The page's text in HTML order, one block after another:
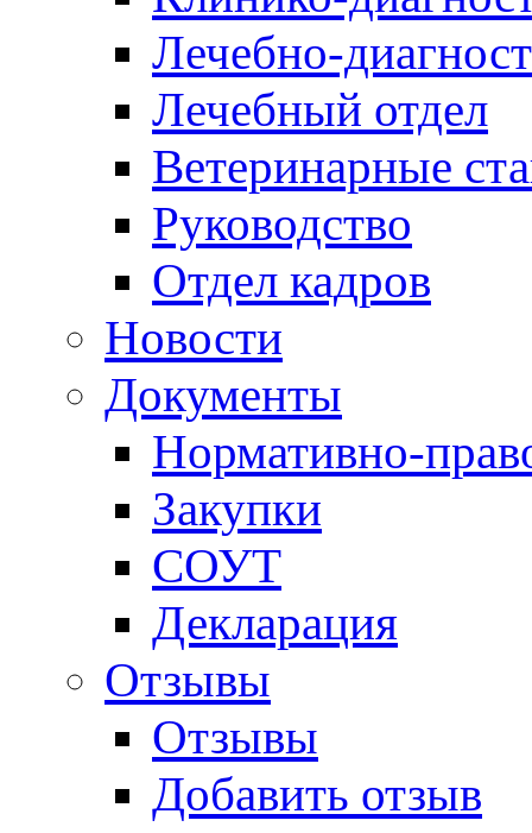
Лечебно-
Лечебный отдел
Ветеринарные
Руководство
Отдел кадров
Новости
Документы
Нормативно-
Закупки
СОУТ
Декларация
Отзывы
Отзывы
Добавить отзыв